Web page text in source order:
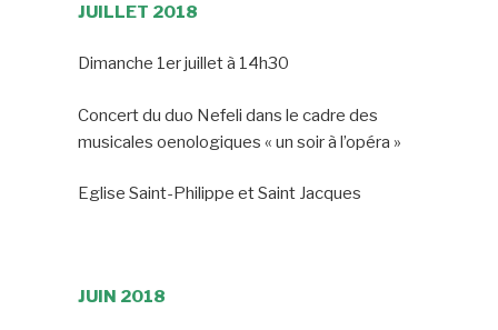
JUILLET 2018
Dimanche 1er juillet à 14h30
Concert du duo Nefeli dans le cadre des
musicales oenologiques « un soir à l’opéra »
Eglise Saint-Philippe et Saint Jacques
JUIN 2018